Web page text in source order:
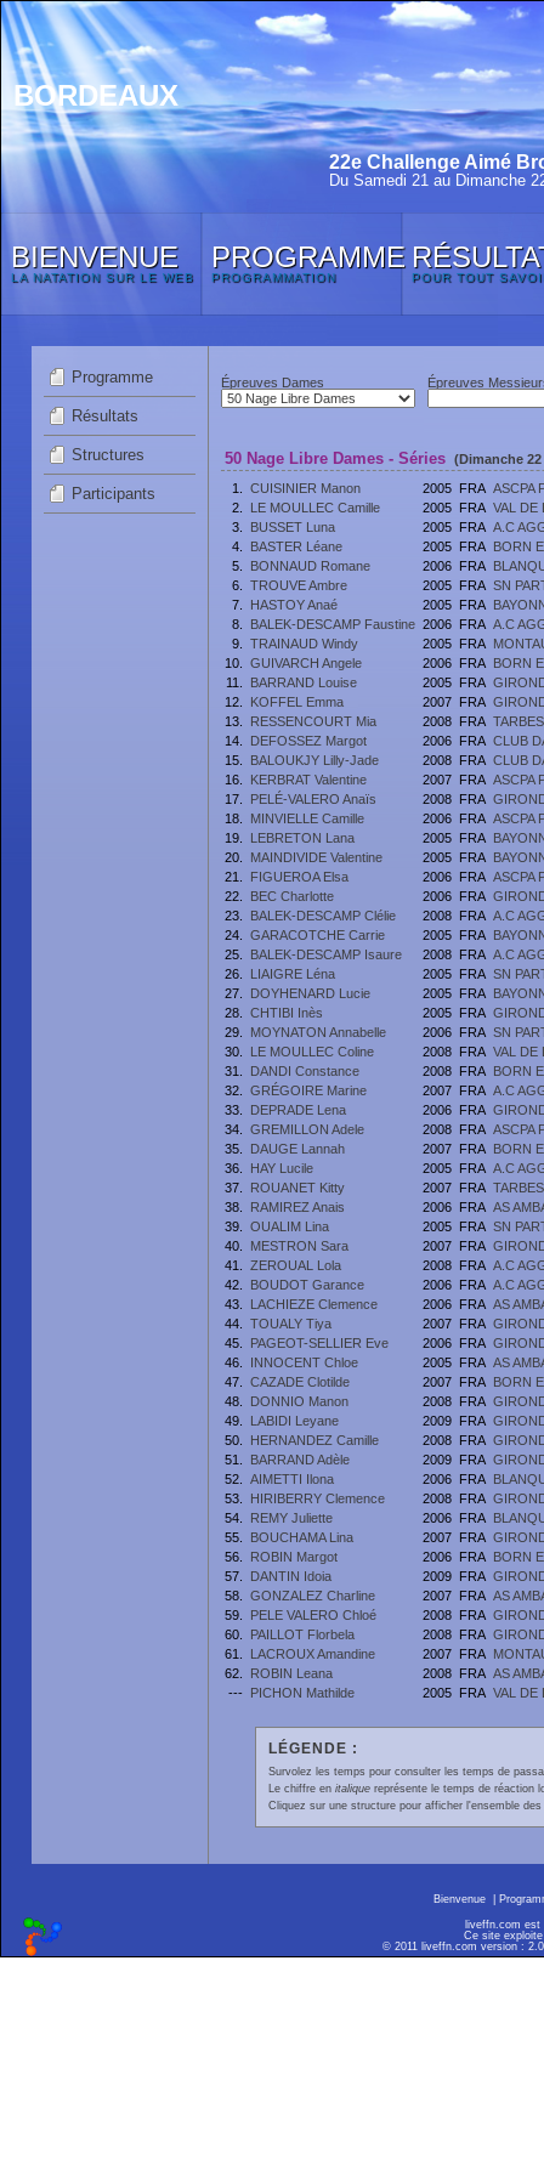
BORDEAUX
22e Challenge Aimé
Du Samedi 21 au Dimanche
BIENVENUE
LA NATATION SUR LE WEB
PROGRAMME
PROGRAMMATION POUR TOUT
Programme
Résultats
Structures
Participants
Épreuves Dames Épreuves
50 Nage Libre Dames - Séries (Dimanche
1.
CUISINIER Manon 2005 FRA ASCPA
2.
LE MOULLEC Camille 2005 FRA VAL DE
3.
BUSSET Luna 2005 FRA A.C
4.
BASTER Léane 2005 FRA BORN
5.
BONNAUD Romane 2006 FRA
6.
TROUVE Ambre 2005 FRA SN
7.
HASTOY Anaé 2005 FRA
8.
BALEK-DESCAMP Faustine 2006 FRA A.C
9.
TRAINAUD Windy 2005 FRA
10.
GUIVARCH Angele 2006 FRA BORN
11.
BARRAND Louise 2005 FRA
12.
KOFFEL Emma 2007 FRA
13.
RESSENCOURT Mia 2008 FRA
14.
DEFOSSEZ Margot 2006 FRA CLUB
15.
BALOUKJY Lilly-Jade 2008 FRA CLUB
16.
KERBRAT Valentine 2007 FRA ASCPA
17.
PELÉ-VALERO Anaïs 2008 FRA
18.
MINVIELLE Camille 2006 FRA ASCPA
19.
LEBRETON Lana 2005 FRA
20.
MAINDIVIDE Valentine 2005 FRA
21.
FIGUEROA Elsa 2006 FRA ASCPA
22.
BEC Charlotte 2006 FRA
23.
BALEK-DESCAMP Clélie 2008 FRA A.C
24.
GARACOTCHE Carrie 2005 FRA
25.
BALEK-DESCAMP Isaure 2008 FRA A.C
26.
LIAIGRE Léna 2005 FRA SN
27.
DOYHENARD Lucie 2005 FRA
28.
CHTIBI Inès 2005 FRA
29.
MOYNATON Annabelle 2006 FRA SN
30.
LE MOULLEC Coline 2008 FRA VAL DE
31.
DANDI Constance 2008 FRA BORN
32.
GRÉGOIRE Marine 2007 FRA A.C
33.
DEPRADE Lena 2006 FRA
34.
GREMILLON Adele 2008 FRA ASCPA
35.
DAUGE Lannah 2007 FRA BORN
36.
HAY Lucile 2005 FRA A.C
37.
ROUANET Kitty 2007 FRA
38.
RAMIREZ Anais 2006 FRA AS
39.
OUALIM Lina 2005 FRA SN
40.
MESTRON Sara 2007 FRA
41.
ZEROUAL Lola 2008 FRA A.C
42.
BOUDOT Garance 2006 FRA A.C
43.
LACHIEZE Clemence 2006 FRA AS
44.
TOUALY Tiya 2007 FRA
45.
PAGEOT-SELLIER Eve 2006 FRA
46.
INNOCENT Chloe 2005 FRA AS
47.
CAZADE Clotilde 2007 FRA BORN
48.
DONNIO Manon 2008 FRA
49.
LABIDI Leyane 2009 FRA
50.
HERNANDEZ Camille 2008 FRA
51.
BARRAND Adèle 2009 FRA
52.
AIMETTI Ilona 2006 FRA
53.
HIRIBERRY Clemence 2008 FRA
54.
REMY Juliette 2006 FRA
55.
BOUCHAMA Lina 2007 FRA
56.
ROBIN Margot 2006 FRA BORN
57.
DANTIN Idoia 2009 FRA
58.
GONZALEZ Charline 2007 FRA AS
59.
PELE VALERO Chloé 2008 FRA
60.
PAILLOT Florbela 2008 FRA
61.
LACROUX Amandine 2007 FRA
62.
ROBIN Leana 2008 FRA AS
--- PICHON Mathilde 2005 FRA VAL DE
LÉGENDE :
Survolez les temps pour consulter les temps de
Le chiffre en italiquereprésente le temps de réaction
Cliquez sur une structure pour afficher l'ensemble
Bienvenue
liveffn.com est
Ce site
© 2011 liveffn.com version :